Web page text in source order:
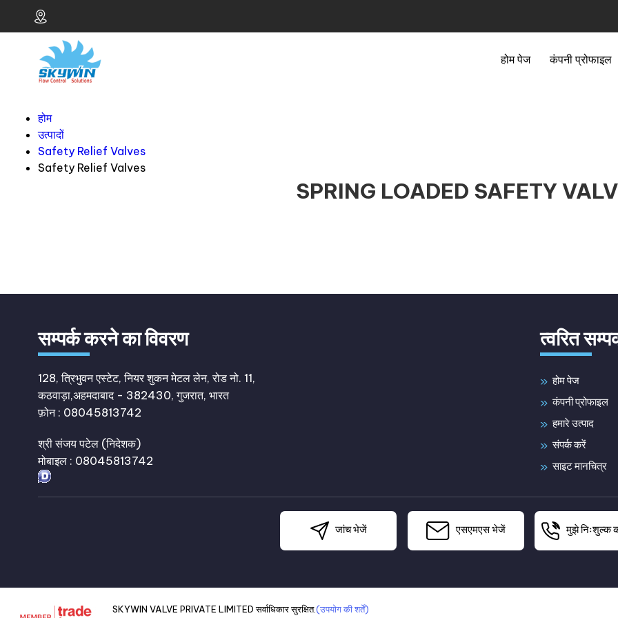
होम पेज कंपनी प्रोफाइल
होम
उत्पादों
Safety Relief Valves
Safety Relief Valves
SPRING LOADED SAFETY
सम्पर्क करने का विवरण
128, त्रिभुवन एस्टेट, नियर शुकन मेटल लेन, रोड नो. 11,
कठवाड़ा,अहमदाबाद - 382430, गुजरात, भारत
फ़ोन : 08045813742
श्री संजय पटेल (निदेशक)
मोबाइल : 08045813742
त्वरित
होम पेज
कंपनी प्रोफाइल
हमारे उत्पाद
संपर्क करें
साइट मानचित्र
जांच भेजें एसएमएस भेजें मुझे निःशुल्क
SKYWIN VALVE PRIVATE LIMITED सर्वाधिकार सुरक्षित.(उपयोग की शर्तें)